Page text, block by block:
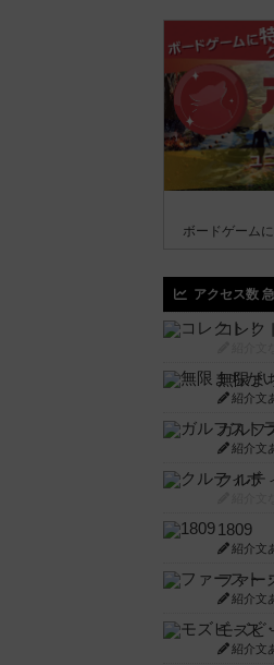
ボードゲーム
アクセス数
コレク
無限ま
紹介文
ガルフ
紹介文
クルテ
1809
紹介文
紹介文
モズビ
紹介文